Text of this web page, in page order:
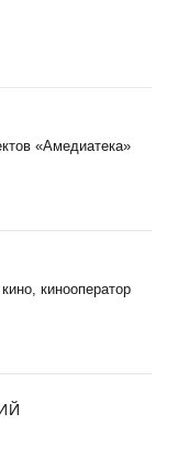
«Амедиатека»
кинооператор